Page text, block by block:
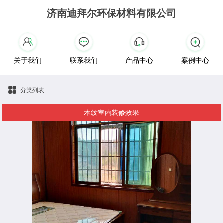
济南迪拜尔环保材料有限公司
关于我们 联系我们 产品中心 案例中心
分类列表
木纹室内装修效果